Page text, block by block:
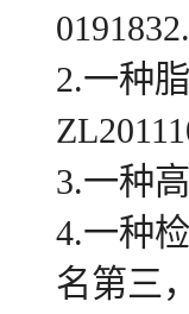
2.一种
3.一种
4.一种
名第三